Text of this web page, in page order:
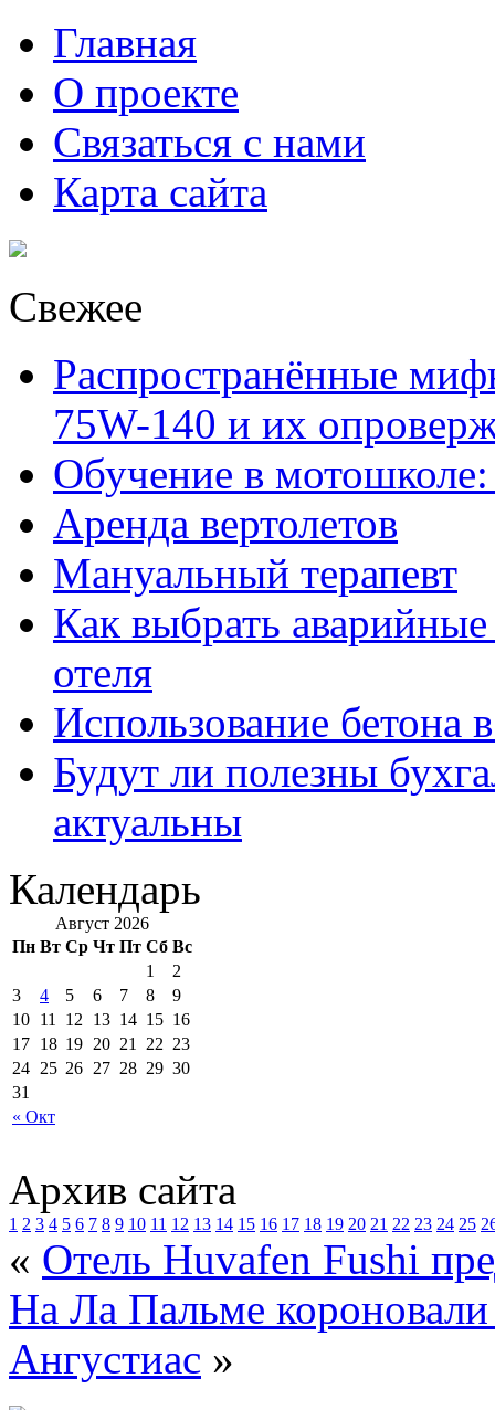
Главная
О проекте
Связаться с нами
Карта сайта
Свежее
Распространённые
75W-140 и их
Обучение в
Аренда вертолетов
Мануальный терапевт
Как выбрать
отеля
Использование бетона
Будут ли полезны
актуальны
Календарь
Август 2026
Пн Вт Ср Чт Пт Сб Вс
« Окт
1
2
3
4 5 6 7 8
9
10 11 12 13 14 15 16
17 18 19 20 21 22 23
24 25 26 27 28 29 30
31
Архив сайта
1 2 3 4 5 6 7 8 9 10 11 12 13 14 15 16 17 18 19 20 21 22 23 24 25
« Отель Huvafen Fushi
На Ла Пальме
Ангустиас »